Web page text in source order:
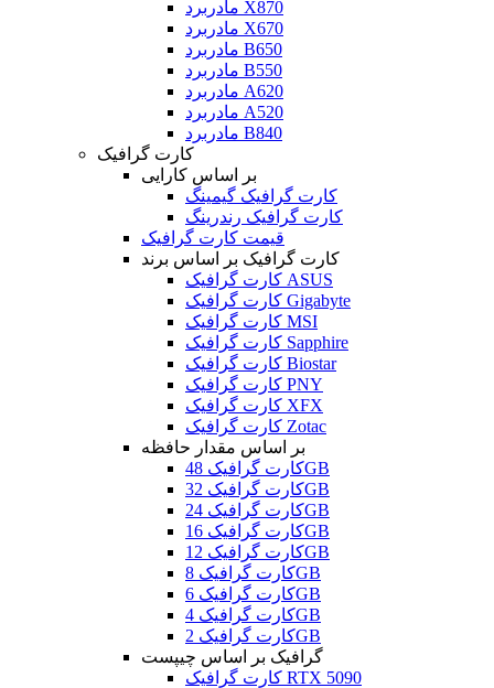
مادربرد X870
مادربرد X670
مادربرد B650
مادربرد B550
مادربرد A620
مادربرد A520
مادربرد B840
کارت گرافیک
بر اساس کارایی
کارت گرافیک گیمینگ
کارت گرافیک رندرینگ
قیمت کارت گرافیک
کارت گرافیک بر اساس برند
کارت گرافیک ASUS
کارت گرافیک Gigabyte
کارت گرافیک MSI
کارت گرافیک Sapphire
کارت گرافیک Biostar
کارت گرافیک PNY
کارت گرافیک XFX
کارت گرافیک Zotac
بر اساس مقدار حافظه
کارت گرافیک 48GB
کارت گرافیک 32GB
کارت گرافیک 24GB
کارت گرافیک 16GB
کارت گرافیک 12GB
کارت گرافیک 8GB
کارت گرافیک 6GB
کارت گرافیک 4GB
کارت گرافیک 2GB
گرافیک بر اساس چیپست
کارت گرافیک RTX 5090